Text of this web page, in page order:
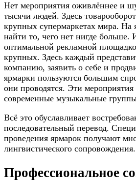
Нет мероприятия оживлённее и
тысячи людей. Здесь
крупных супермаркетах мира.
найти то, чего нет нигде больше.
оптимальной рекламной
крупных. Здесь каждый
компанию, заявить о себе и
ярмарки пользуются большим
они проводятся. Эти
современные музыкальные
Всё это обуславливает
последовательный перевод.
проведения ярмарок получают
лингвистического
Профессиональное